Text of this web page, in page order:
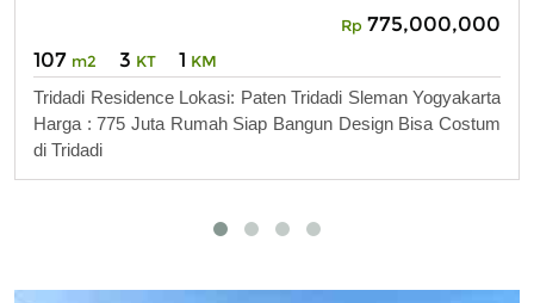
Rp 775,000,000
107 m2 3 KT 1 KM
Tridadi Residence Lokasi: Paten Tridadi Sleman Yogyakarta
Harga : 775 Juta Rumah Siap Bangun Design Bisa Costum
di Tridadi